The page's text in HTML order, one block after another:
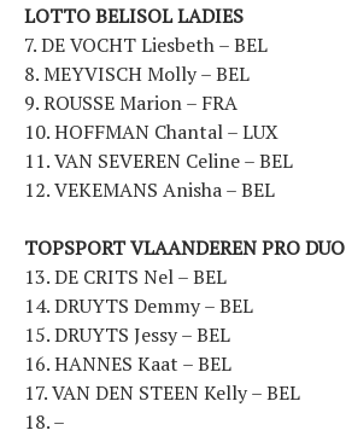
LOTTO BELISOL LADIES
7. DE VOCHT Liesbeth – BEL
8. MEYVISCH Molly – BEL
9. ROUSSE Marion – FRA
10. HOFFMAN Chantal – LUX
11. VAN SEVEREN Celine – BEL
12. VEKEMANS Anisha – BEL
TOPSPORT VLAANDEREN PRO DUO
13. DE CRITS Nel – BEL
14. DRUYTS Demmy – BEL
15. DRUYTS Jessy – BEL
16. HANNES Kaat – BEL
17. VAN DEN STEEN Kelly – BEL
18. –
Actualités
Technologies
Tests de produits
Conseils
Tendances
À propos